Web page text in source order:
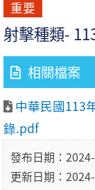
重要
射擊種類-
相關檔案
中華民國113
錄.pdf
發布日期：
更新日期：